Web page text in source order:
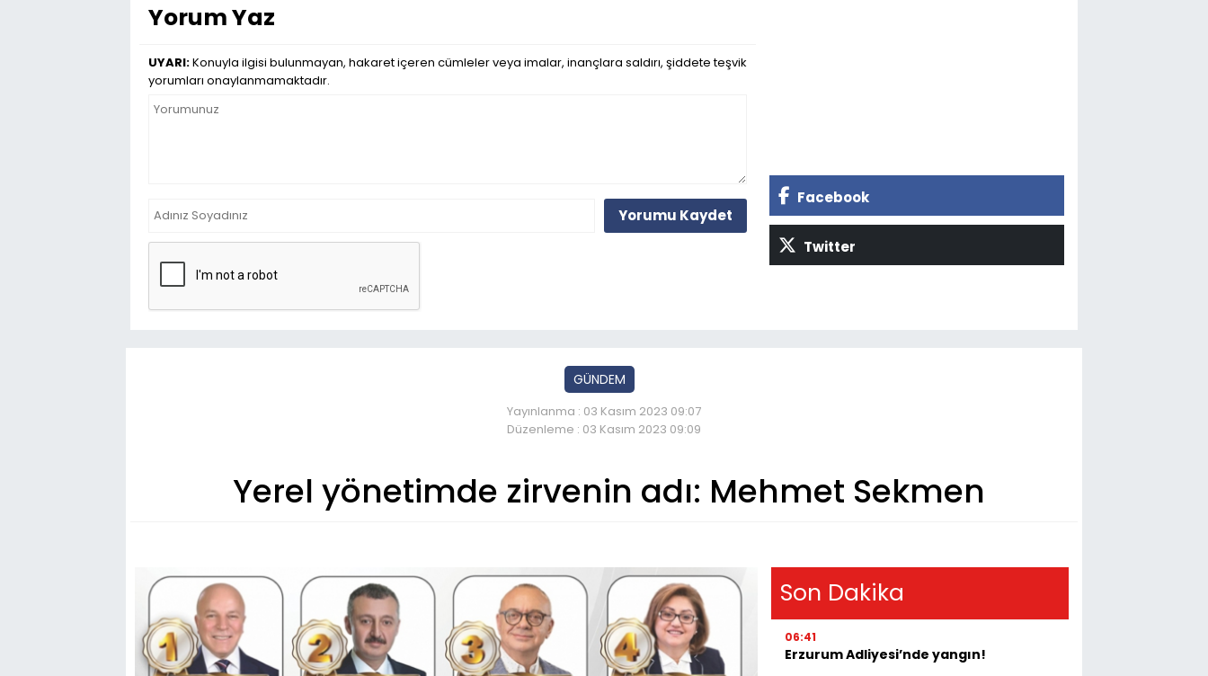
Yorum Yaz
UYARI:Konuyla ilgisi bulunmayan, hakaret içeren cümleler veya imalar, inançlara saldırı, şiddete teşvik
yorumları onaylanmamaktadır.
Yorumu Kaydet
Facebook
Twitter
GÜNDEM
Yayınlanma : 03 Kasım 2023 09:07
Düzenleme : 03 Kasım 2023 09:09
Yerel yönetimde zirvenin adı: Mehmet Sekmen
Son Dakika
06:41
Erzurum Adliyesi’nde yangın!